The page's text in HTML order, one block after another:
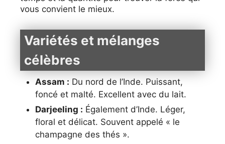
vous convient le mieux.
Variétés et mélanges
célèbres
Assam : Du nord de l’Inde. Puissant,
foncé et malté. Excellent avec du lait.
Darjeeling : Également d’Inde. Léger,
floral et délicat. Souvent appelé « le
champagne des thés ».